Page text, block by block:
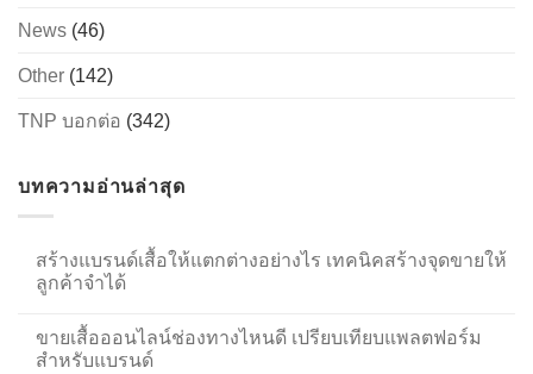
News (46)
Other (142)
TNP บอกต่อ (342)
บทความอ่านล่าสุด
สร้างแบรนด์เสื้อให้แตกต่างอย่างไร เทคนิคสร้างจุดขายให้
ลูกค้าจำได้
ขายเสื้อออนไลน์ช่องทางไหนดี เปรียบเทียบแพลตฟอร์ม
สำหรับแบรนด์